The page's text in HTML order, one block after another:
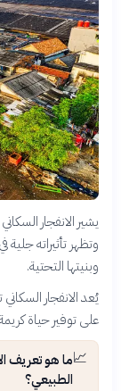
يشير الانفجار
وتظهر تأثيراته
وبنيتها التحتية.
يُعد الانفجار
على توفير حياة
📈ما هو تعريف
الطبيعي؟